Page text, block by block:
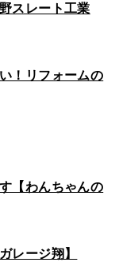
スレート工業
！リフォームの
【わんちゃんの
レージ翔】